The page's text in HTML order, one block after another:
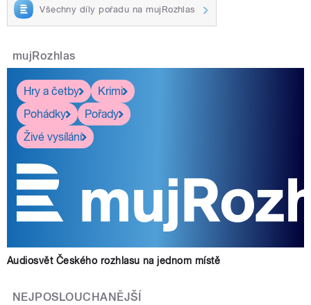
Všechny díly pořadu na mujRozhlas
mujRozhlas
Hry a četby
Krimi
Pohádky
Pořady
Živé vysílání
Audiosvět Českého rozhlasu na jednom místě
NEJPOSLOUCHANĚJŠÍ